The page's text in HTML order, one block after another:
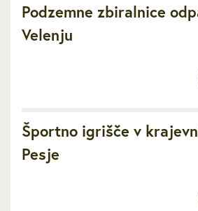
Podzemne zbiralnice
Velenju
Športno igrišče v
Pesje